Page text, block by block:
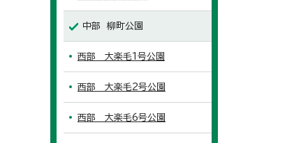
中部 柳町公園
西部 大楽毛1号公園
西部 大楽毛2号公園
西部 大楽毛6号公園